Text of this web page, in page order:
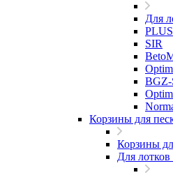
Для
PLUS
SIR
BGZ-
Корзины для
Корзины
Для